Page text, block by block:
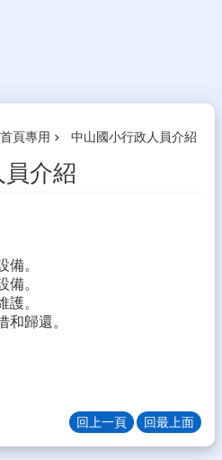
首頁專用 中山國小行政人員介紹
員介紹
備。
備。
護。
和歸還。
回上一頁 回最上面